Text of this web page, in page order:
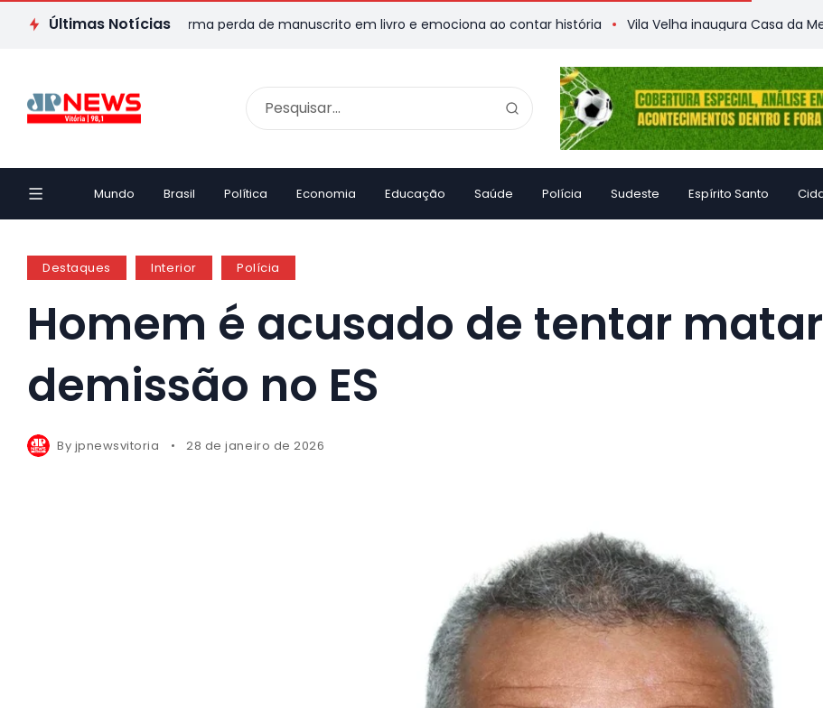
Últimas Notícias
capixaba transforma perda de manuscrito em livro e emociona ao contar história Vila Velha inaugura Casa da Memória
Mundo Brasil Política Economia Educação Saúde Polícia Sudeste Espírito Santo
Destaques Interior Polícia
Homem é acusado de tentar
demissão no ES
By jpnewsvitoria 28 de janeiro de 2026